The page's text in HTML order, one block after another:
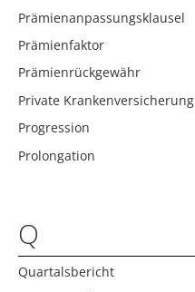
Prämienanpassungsklausel
Prämienfaktor
Prämienrückgewähr
Private Krankenversicherung
Progression
Prolongation
Q
Quartalsbericht